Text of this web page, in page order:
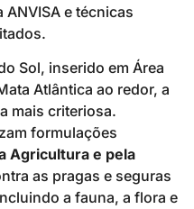
e técnicas
Sol, inserido em Área
Atlântica ao redor, a
mais criteriosa.
formulações
Agricultura e pela
as pragas e seguras
a fauna, a flora e